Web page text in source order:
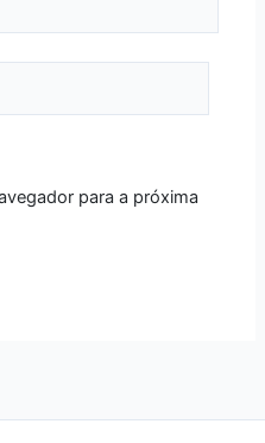
para a próxima